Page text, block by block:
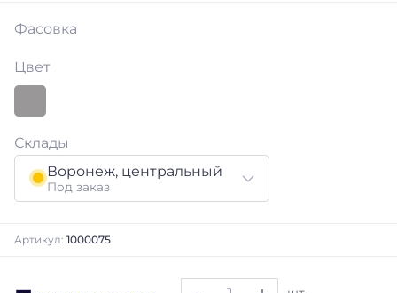
Фасовка
Цвет
Склады
Воронеж, центральный
Под заказ
Артикул: 1000075